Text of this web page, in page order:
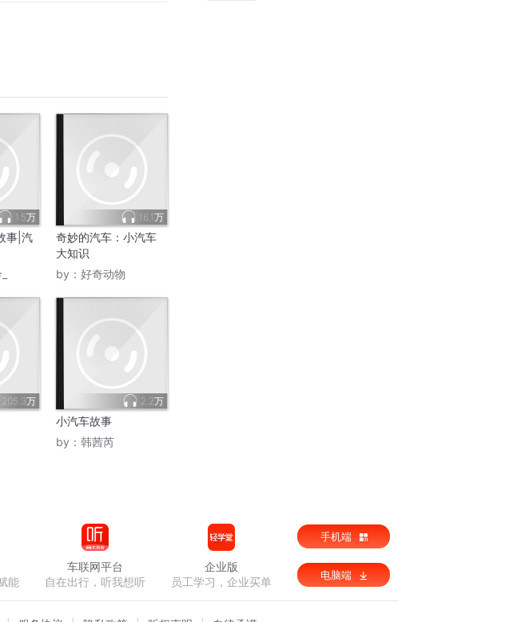
1.5万
事|汽
16.1万
奇妙的汽车：小汽车
大知识
by： 好奇动物
205.3万 2.2万
小汽车故事
by： 韩茜芮
能
车联网平台
自在出行，听我想听
企业版
员工学习，企业买单
手机端
电脑端